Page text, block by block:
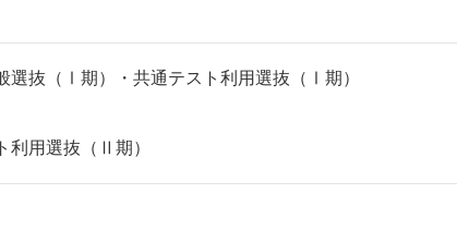
選抜（Ⅰ期）・共通テスト利用選抜（Ⅰ期）
利用選抜（Ⅱ期）